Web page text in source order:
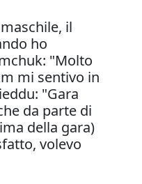
il
ho
"Molto
mi sentivo in
"Gara
da parte di
della gara)
volevo